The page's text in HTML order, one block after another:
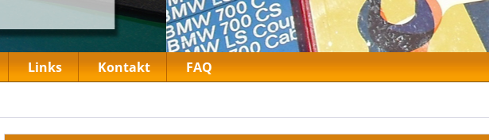
Links Kontakt FAQ